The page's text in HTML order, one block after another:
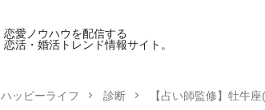
恋愛ノウハウを配信する
恋活・婚活トレンド情報サイト。
ハッピーライフ 診断 【占い師監修】牡牛